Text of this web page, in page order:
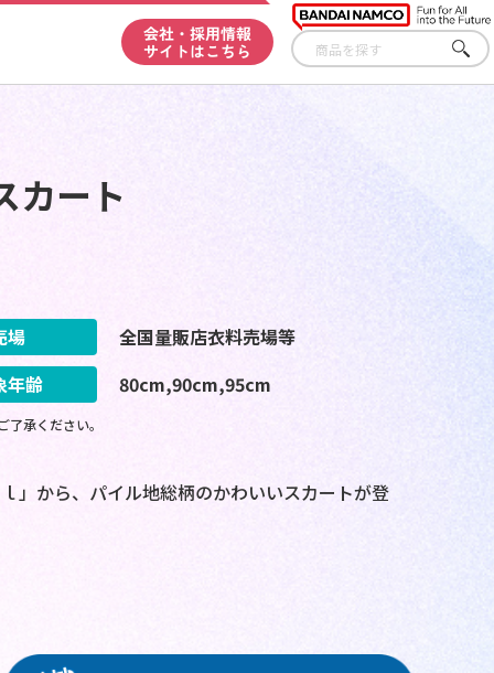
会社・採用情報
サイトはこちら
さが
す
カート
場
全国量販店衣料売場等
年齢
80cm,90cm,95cm
承ください。
から、パイル地総柄のかわいいスカートが登